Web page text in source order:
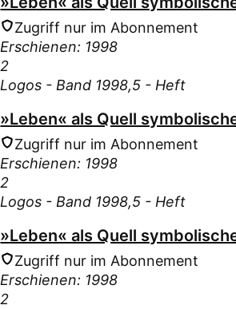
Zugriff nur im Abonnement
Erschienen: 1998
2
Logos - Band 1998,5 - Heft
»Leben« als Quell
Zugriff nur im Abonnement
Erschienen: 1998
2
Logos - Band 1998,5 - Heft
»Leben« als Quell
Zugriff nur im Abonnement
Erschienen: 1998
2